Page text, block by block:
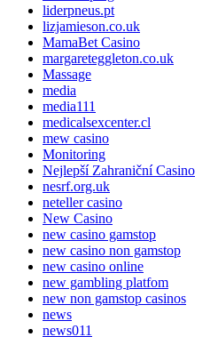
liderpneus.pt
lizjamieson.co.uk
MamaBet Casino
margareteggleton.co.uk
Massage
media
media111
medicalsexcenter.cl
mew casino
Monitoring
Nejlepší Zahraniční Casino
nesrf.org.uk
neteller casino
New Casino
new casino gamstop
new casino non gamstop
new casino online
new gambling platfom
new non gamstop casinos
news
news011